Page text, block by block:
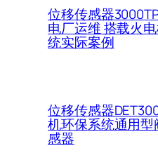
位移传感器
电厂运维 搭载火
统实际案例
位移传感器
机环保系统通用
感器